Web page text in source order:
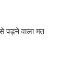
पड़ने वाला मत